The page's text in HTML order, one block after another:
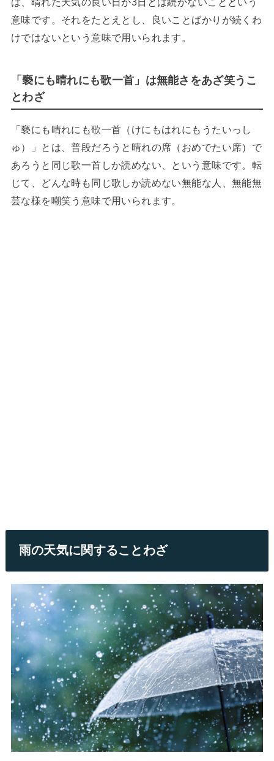
意味です。それをたとえとし、良いことばかりが続くわ
けではないという意味で用いられます。
「褻にも晴れにも歌一首」は無能さをあざ笑うこ
とわざ
「褻にも晴れにも歌一首（けにもはれにもうたいっし
ゅ）」とは、普段だろうと晴れの席（おめでたい席）で
あろうと同じ歌一首しか読めない、という意味です。転
じて、どんな時も同じ歌しか読めない無能な人、無能無
芸な様を嘲笑う意味で用いられます。
雨の天気に関することわざ